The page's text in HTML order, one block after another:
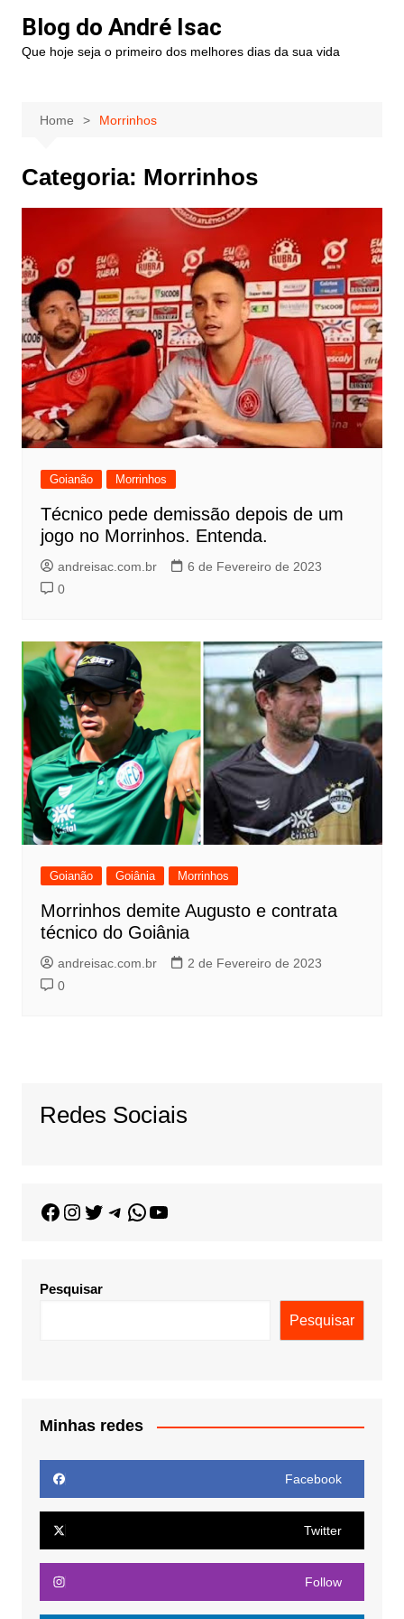
Blog do André Isac
Que hoje seja o primeiro dos melhores dias da sua vida
Home Morrinhos
Categoria: Morrinhos
Goianão Morrinhos
Técnico pede demissão depois de um
jogo no Morrinhos. Entenda.
andreisac.com.br
6 de Fevereiro de 2023
0
Goianão Goiânia Morrinhos
Morrinhos demite Augusto e contrata
técnico do Goiânia
andreisac.com.br
2 de Fevereiro de 2023
0
Redes Sociais
Pesquisar
Pesquisar
Minhas redes
Facebook
Twitter
Follow